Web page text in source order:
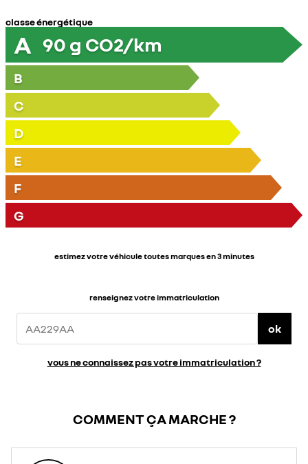
classe énergétique
A 90 g CO2/km
B
C
D
E
F
G
estimez votre véhicule toutes marques en 3 minutes
renseignez votre immatriculation
ok
vous ne connaissez pas votre immatriculation ?
COMMENT ÇA MARCHE ?